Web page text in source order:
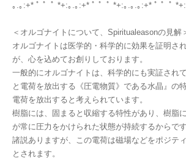
｡.｡:+* ﾟ ゜ﾟ *+:｡.｡:+* ﾟ ゜ﾟ *+:｡.｡.｡:+* ﾟ ゜ﾟ *+:
＜オルゴナイトについて、Spiritualeasonの見解
オルゴナイトは医学的・科学的に効果を証明さ
が、心を込めてお創りしております。
一般的にオルゴナイトは、科学的にも実証され
と電荷を放出する《圧電物質》である水晶』の
電荷を放出すると考えられています。
樹脂には、固まると収縮する特性があり、樹脂
が常に圧力をかけられた状態が持続するからです
諸説ありますが、この電荷は磁場などをポジテ
とされます。